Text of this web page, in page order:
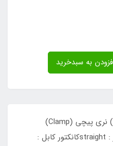
) PL) نری پیچی (Clamp)